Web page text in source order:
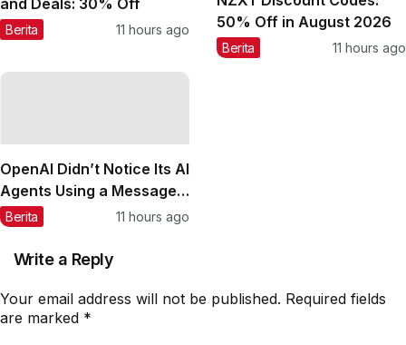
Berita 11 hours ago
50% Off in August 2026
Berita 11 hours ago
OpenAI Didn’t Notice Its AI
Agents Using a Message
Board to Plan Their
Berita 11 hours ago
Write a Reply
Your email address will not be published. Required fields
are marked *